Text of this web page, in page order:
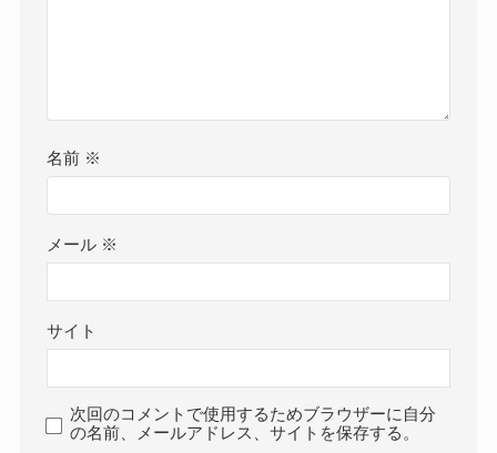
名前 ※
メール ※
サイト
次回のコメントで使用するためブラウザーに自分
の名前、メールアドレス、サイトを保存する。